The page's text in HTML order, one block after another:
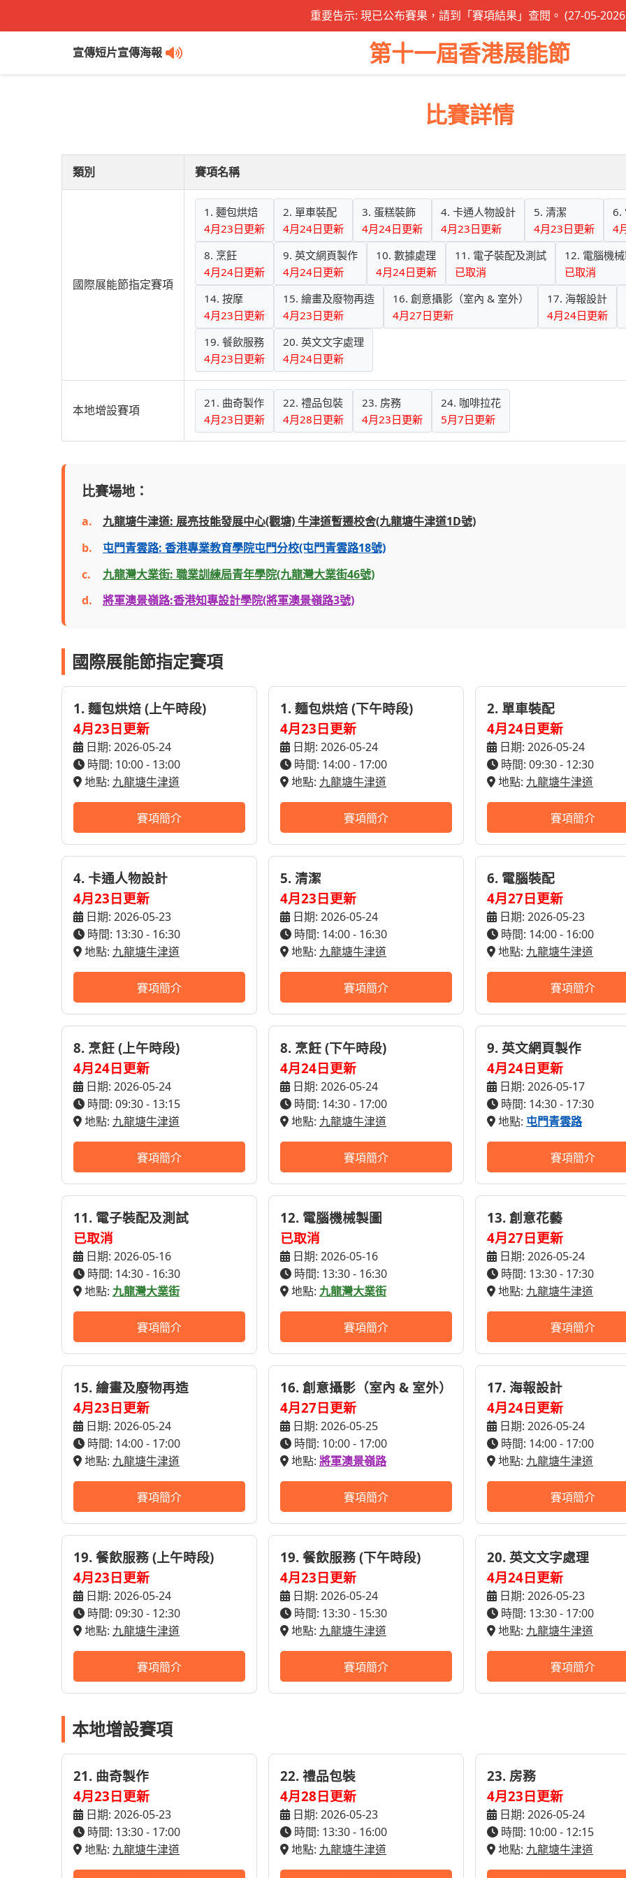
重要告示: 現已公布賽果，請到「賽項結果」查閱。 (27-05-
宣傳短片宣傳海報 第十一屆香港展能節
比賽詳情
類別 賽項名稱
國際展能節指定賽項
1. 麵包烘焙
4月23日更新
2. 單車裝配
4月24日更新
3. 蛋糕裝飾
4月24日更新
4. 卡通人物設計
4月23日更新
5. 清潔
4月23日更新
6.
4
8. 烹飪
4月24日更新
9. 英文網頁製作
4月24日更新
10. 數據處理
4月24日更新
11. 電子裝配及測試
已取消
12. 電腦機
已取消
14. 按摩
4月23日更新
15. 繪畫及廢物再造
4月23日更新
16. 創意攝影（室內 & 室外）
4月27日更新
17. 海報設計
4月24日更新
19. 餐飲服務
4月23日更新
20. 英文文字處理
4月24日更新
本地增設賽項
21. 曲奇製作
4月23日更新
22. 禮品包裝
4月28日更新
23. 房務
4月23日更新
24. 咖啡拉花
5月7日更新
比賽場地：
a.
九龍塘牛津道: 展亮技能發展中心(觀塘) 牛津道暫遷校舍(九龍塘牛津道1D號)
b.
屯門青雲路: 香港專業教育學院屯門分校(屯門青雲路18號)
c.
九龍灣大業街: 職業訓練局青年學院(九龍灣大業街46號)
d.
將軍澳景嶺路:香港知專設計學院(將軍澳景嶺路3號)
國際展能節指定賽項
1. 麵包烘焙 (上午時段)
4月23日更新
日期: 2026-05-24
時間: 10:00 - 13:00
地點: 九龍塘牛津道
賽項簡介
1. 麵包烘焙 (下午時段)
4月23日更新
日期: 2026-05-24
時間: 14:00 - 17:00
地點: 九龍塘牛津道
賽項簡介
2. 單車裝配
4月24日更新
日期: 2026-05-24
時間: 09:30 - 12:30
地點: 九龍塘牛津道
賽項簡介
4. 卡通人物設計
4月23日更新
日期: 2026-05-23
時間: 13:30 - 16:30
地點: 九龍塘牛津道
賽項簡介
5. 清潔
4月23日更新
日期: 2026-05-24
時間: 14:00 - 16:30
地點: 九龍塘牛津道
賽項簡介
6. 電腦裝配
4月27日更新
日期: 2026-05-23
時間: 14:00 - 16:00
地點: 九龍塘牛津道
賽項簡介
8. 烹飪 (上午時段)
4月24日更新
日期: 2026-05-24
時間: 09:30 - 13:15
地點: 九龍塘牛津道
賽項簡介
8. 烹飪 (下午時段)
4月24日更新
日期: 2026-05-24
時間: 14:30 - 17:00
地點: 九龍塘牛津道
賽項簡介
9. 英文網頁製作
4月24日更新
日期: 2026-05-17
時間: 14:30 - 17:30
地點: 屯門青雲路
賽項簡介
11. 電子裝配及測試
已取消
日期: 2026-05-16
時間: 14:30 - 16:30
地點: 九龍灣大業街
賽項簡介
12. 電腦機械製圖
已取消
日期: 2026-05-16
時間: 13:30 - 16:30
地點: 九龍灣大業街
賽項簡介
13. 創意花藝
4月27日更新
日期: 2026-05-24
時間: 13:30 - 17:30
地點: 九龍塘牛津道
賽項簡介
15. 繪畫及廢物再造
4月23日更新
日期: 2026-05-24
時間: 14:00 - 17:00
地點: 九龍塘牛津道
賽項簡介
16. 創意攝影（室內 & 室外）
4月27日更新
日期: 2026-05-25
時間: 10:00 - 17:00
地點: 將軍澳景嶺路
賽項簡介
17. 海報設計
4月24日更新
日期: 2026-05-24
時間: 14:00 - 17:00
地點: 九龍塘牛津道
賽項簡介
19. 餐飲服務 (上午時段)
4月23日更新
日期: 2026-05-24
時間: 09:30 - 12:30
地點: 九龍塘牛津道
賽項簡介
19. 餐飲服務 (下午時段)
4月23日更新
日期: 2026-05-24
時間: 13:30 - 15:30
地點: 九龍塘牛津道
賽項簡介
20. 英文文字處理
4月24日更新
日期: 2026-05-23
時間: 13:30 - 17:00
地點: 九龍塘牛津道
賽項簡介
本地增設賽項
21. 曲奇製作
4月23日更新
日期: 2026-05-23
時間: 13:30 - 17:00
地點: 九龍塘牛津道
22. 禮品包裝
4月28日更新
日期: 2026-05-23
時間: 13:30 - 16:00
地點: 九龍塘牛津道
23. 房務
4月23日更新
日期: 2026-05-24
時間: 10:00 - 12:15
地點: 九龍塘牛津道